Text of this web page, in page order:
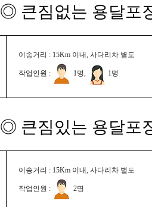
◎ 큰짐없는 용달포
이송거리 : 15Km 이내, 사다리차 별도
작업인원 : 1명, 1명
◎ 큰짐있는 용달포
이송거리 : 15Km 이내, 사다리차 별도
작업인원 : 2명